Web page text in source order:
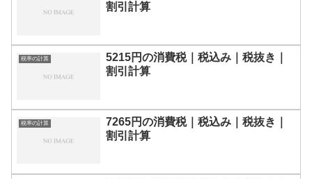
割引計算
税率の計算
5215円の消費税｜税込み｜税抜き｜
割引計算
税率の計算
7265円の消費税｜税込み｜税抜き｜
割引計算